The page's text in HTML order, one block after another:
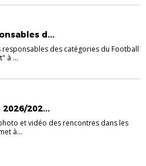
d...
des catégories du Football
à ...
202...
et vidéo des rencontres dans les
à...